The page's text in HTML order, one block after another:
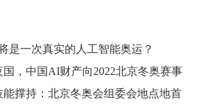
是一次真实的人工智能奥运？
，中国AI财产向2022北京冬奥赛事
撑持：北京冬奥会组委会地点地首